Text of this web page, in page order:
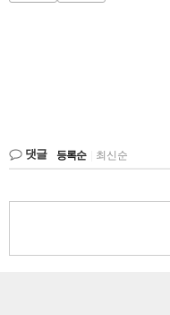
댓글 등록순 최신순